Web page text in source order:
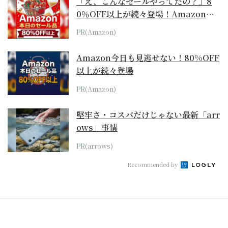
0％OFF以上が続々登場！Amazonの
本気が...
PR(Amazon)
Amazon今日も見逃せない！80%OFF
以上が続々登場
PR(Amazon)
堅牢さ・コスパだけじゃない最新「arr
ows」事情
PR(arrows)
Recommended by